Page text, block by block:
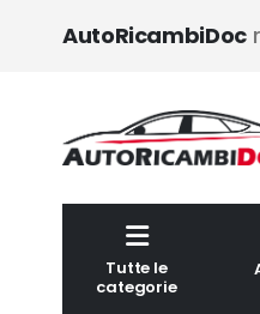
AutoRicambiDoc
Tutte le
categorie